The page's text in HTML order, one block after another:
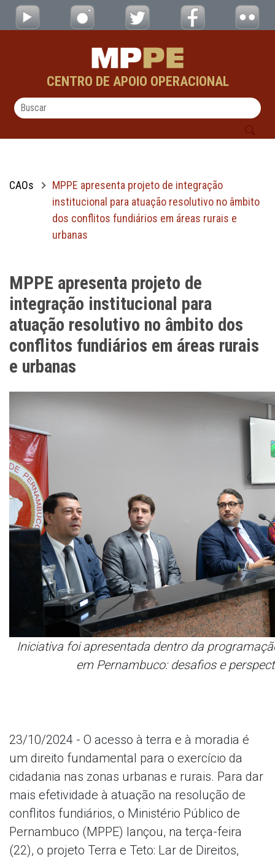
Pular para o Conteúdo principal
MPPE apresenta projeto de integração
CENTRO DE APOIO OPERACIONAL
CAOs
MPPE apresenta projeto de integração
institucional para atuação resolutivo no âmbito
dos conflitos fundiários em áreas rurais e
urbanas
MPPE apresenta projeto de
integração institucional para
atuação resolutivo no âmbito dos
conflitos fundiários em áreas rurais
e urbanas
Iniciativa foi apresentada dentro da
em Pernambuco: desafios e
23/10/2024 - O acesso à terra e à moradia é
um direito fundamental para o exercício da
cidadania nas zonas urbanas e rurais. Para dar
mais efetividade à atuação na resolução de
conflitos fundiários, o Ministério Público de
Pernambuco (MPPE) lançou, na terça-feira
(22), o projeto Terra e Teto: Lar de Direitos,